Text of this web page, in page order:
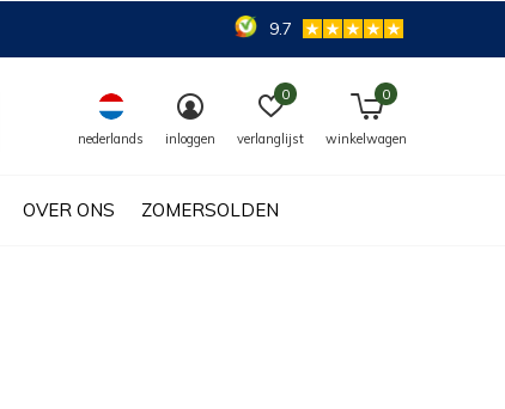
OVER ONS ZOMERSOLDEN
nederlands inloggen verlanglijst
0
winkelwagen
0
9.7